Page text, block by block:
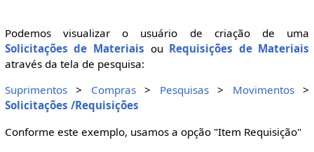
Podemos visualizar o usuário de criação de uma
Solicitações de Materiais ou Requisições de Materiais
através da tela de pesquisa:
Suprimentos> Compras> Pesquisas> Movimentos>
Solicitações /Requisições
Conforme este exemplo, usamos a opção "Item Requisição"